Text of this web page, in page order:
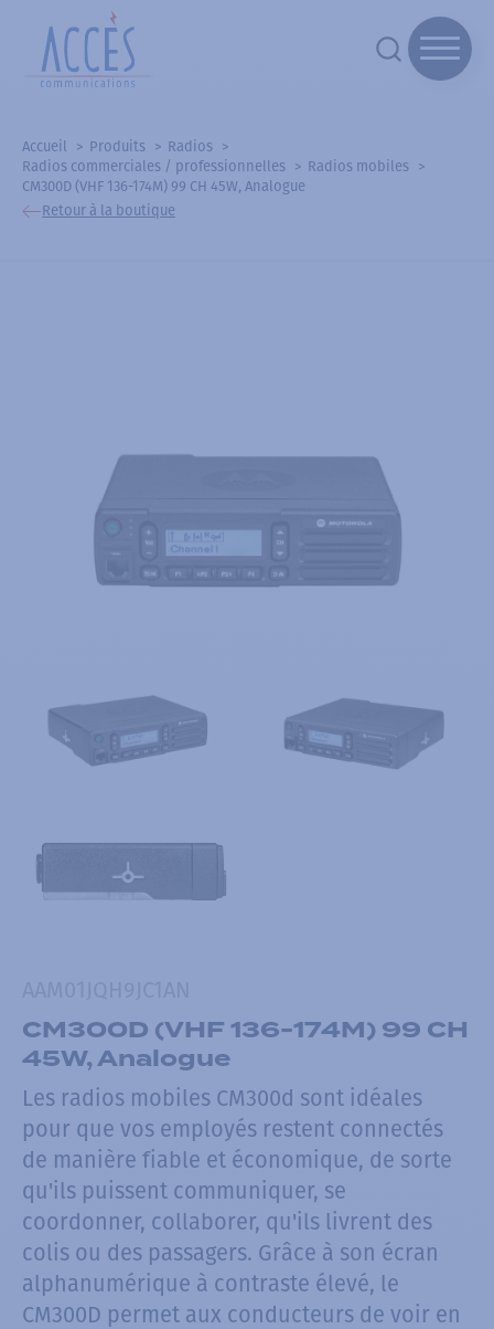
Accueil Produits
Radios
Radios commerciales / professionnelles
Radios mobiles
CM300D (VHF 136-174M) 99 CH 45W, Analogue
Retour à la boutique
CM300D (VHF 136-174M) 99 CH
45W, Analogue
Les radios mobiles CM300d sont idéales
pour que vos employés restent connectés
de manière fiable et économique, de sorte
qu'ils puissent communiquer, se
coordonner, collaborer, qu'ils livrent des
colis ou des passagers. Grâce à son écran
alphanumérique à contraste élevé, le
CM300D permet aux conducteurs de voir en